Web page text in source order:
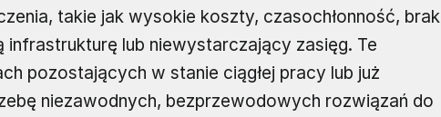
takie jak wysokie koszty, czasochłonność, brak
lub niewystarczający zasięg. Te
pozostających w stanie ciągłej pracy lub już
niezawodnych, bezprzewodowych rozwiązań do